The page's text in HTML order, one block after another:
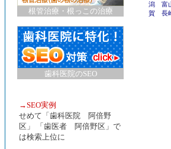
根管治療・根っこの治療
歯科医院のSEO
→SEO実例
せめて「歯科医院 阿倍野
区」 「歯医者 阿倍野区」で
は検索上位に
潟
富
賀
長